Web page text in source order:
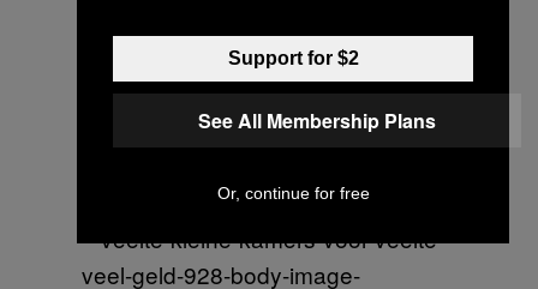
Support for $2
See All Membership Plans
Or, continue for free